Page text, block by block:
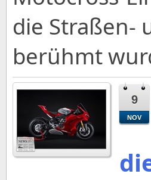
die Straßen-
berühmt
9
NOV